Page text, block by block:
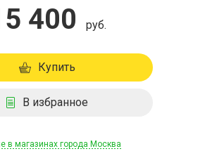
400 руб.
Купить
В избранное
в магазинах города Москва